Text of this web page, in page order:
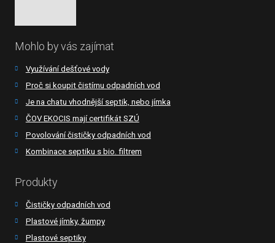
Mohlo by vás zajímat
Využívání dešťové vody
Proč si koupit čistírnu odpadních vod
Je na chatu vhodnější septik, nebo jímka
ČOV EKOCIS mají certifikát SZÚ
Povolování čističky odpadních vod
Kombinace septiku s bio. filtrem
Produkty
Čističky odpadních vod
Plastové jímky, žumpy
Plastové septiky